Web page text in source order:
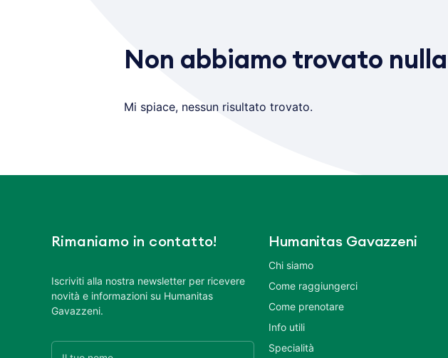
Non abbiamo trovato nulla
Mi spiace, nessun risultato trovato.
Rimaniamo in contatto!
Iscriviti alla nostra newsletter per ricevere
novità e informazioni su Humanitas
Gavazzeni.
Humanitas Gavazzeni
Chi siamo
Come raggiungerci
Come prenotare
Info utili
Specialità